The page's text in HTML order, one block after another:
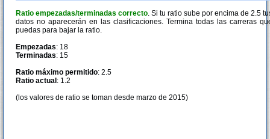
Ratio empezadas/terminadas correcto. Si tu ratio sube por encima de 2.5
datos no aparecerán en las clasificaciones. Termina todas las carreras
puedas para bajar la ratio.
Empezadas: 18
Terminadas: 15
Ratio máximo permitido: 2.5
Ratio actual : 1.2
(los valores de ratio se toman desde marzo de 2015)